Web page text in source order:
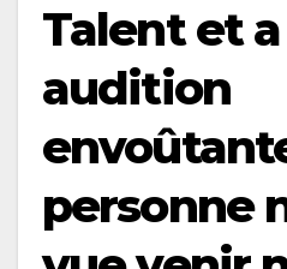
Talent et
audition
personne